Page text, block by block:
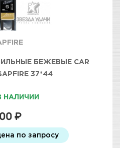
БЕЖЕВЫЕ CAR
37*44
НАЛИЧИИ
₽
по запросу